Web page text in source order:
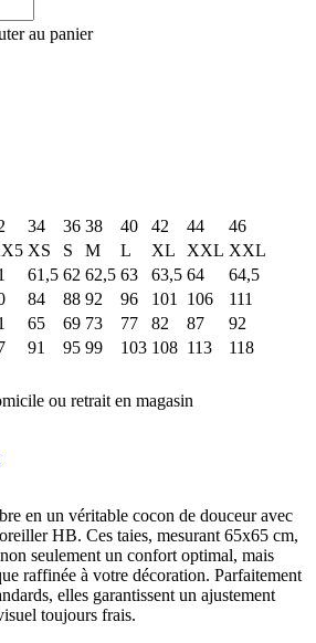
au panier
34 36 38 40 42 44
46
XS S M L XL XXL XXL
61,5 62 62,5 63 63,5 64
64,5
84 88 92 96 101 106
111
65 69 73 77 82 87
92
91 95 99 103 108 113 118
ou retrait en magasin
en un véritable cocon de douceur avec
HB. Ces taies, mesurant 65x65 cm,
seulement un confort optimal, mais
raffinée à votre décoration. Parfaitement
elles garantissent un ajustement
toujours frais.